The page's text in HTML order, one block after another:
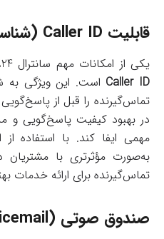
قابلیت Caller ID (شناسه تماس‌گیرنده)
یکی از امکانات مهم سانترال KX-TES824،
Caller ID است. این ویژگی به
تماس‌گیرنده را قبل از
در بهبود کیفیت پاسخ‌گویی
مهمی ایفا کند. با استفاده از
به‌صورت مؤثرتری با مشتریان
تماس‌گیرنده برای ارائه خدمات
صندوق صوتی (Voicemail)